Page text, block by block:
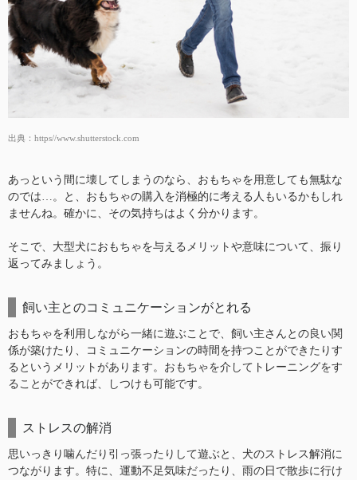
出典： https//www.shutterstock.com
あっという間に壊してしまうのなら、おもちゃを用意しても無駄な
のでは…。と、おもちゃの購入を消極的に考える人もいるかもしれ
ませんね。確かに、その気持ちはよく分かります。
そこで、大型犬におもちゃを与えるメリットや意味について、振り
返ってみましょう。
飼い主とのコミュニケーションがとれる
おもちゃを利用しながら一緒に遊ぶことで、飼い主さんとの良い関
係が築けたり、コミュニケーションの時間を持つことができたりす
るというメリットがあります。おもちゃを介してトレーニングをす
ることができれば、しつけも可能です。
ストレスの解消
思いっきり噛んだり引っ張ったりして遊ぶと、犬のストレス解消に
つながります。特に、運動不足気味だったり、雨の日で散歩に行け